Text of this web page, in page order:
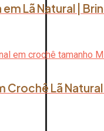
em Lã Natural |
Crochê Lã